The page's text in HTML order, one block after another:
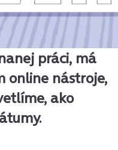
práci, má
online nástroje,
ako